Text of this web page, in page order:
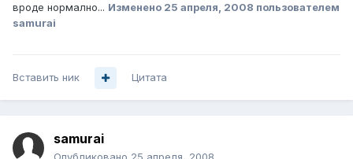
вроде нормално... Изменено 25 апреля, 2008 пользователем
samurai
Вставить ник Цитата
samurai